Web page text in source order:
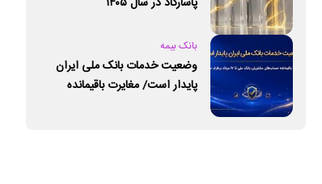
بانک تجارت؛ حامی توسعه انرژی‌های تجدید
بانک بیمه
وضعیت خدمات بانک ملی ایران
پایدار است/ مغایرت‌ باقیمانده